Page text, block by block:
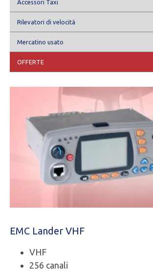
Accessori Taxi
Rilevatori di velocità
Mercatino usato
OFFERTE
EMC Lander VHF
VHF
256 canali